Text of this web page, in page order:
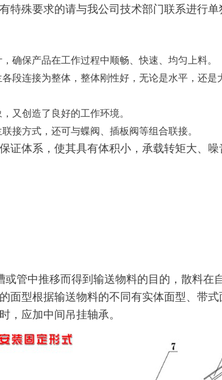
殊要求的请与我公司技术部门联系进行单
确保产品在工作过程中顺畅、快速、均匀上料。
段连接为整体，整体刚性好，无论是水平，还
又创造了良好的工作环境。
接方式，还可与蝶阀、插板阀等组合联接。
体系，使其具有体积小，承载转矩大、噪
管中推移而得到输送物料的目的，散料
面型根据输送物料的不同有实体面型、带
，应加中间吊挂轴承。